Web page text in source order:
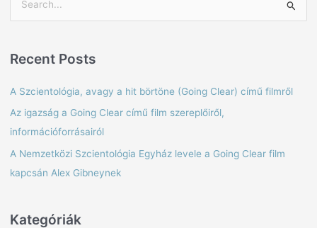
r
r
:
Recent Posts
A Szcientológia, avagy a hit börtöne (Going Clear) című filmről
Az igazság a Going Clear című film szereplőiről,
információforrásairól
A Nemzetközi Szcientológia Egyház levele a Going Clear film
kapcsán Alex Gibneynek
Kategóriák